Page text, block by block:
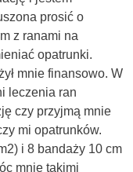
prosić o
z ranami na
opatrunki.
mnie finansowo. W
leczenia ran
czy przyjmą mnie
mi opatrunków.
i 8 bandaży 10 cm
mnie takimi